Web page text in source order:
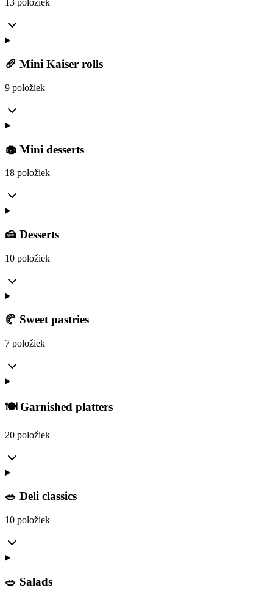
13 položiek
🥖 Mini Kaiser rolls
9 položiek
🧁 Mini desserts
18 položiek
🍰 Desserts
10 položiek
🥐 Sweet pastries
7 položiek
🍽️ Garnished platters
20 položiek
🥗 Deli classics
10 položiek
🥗 Salads